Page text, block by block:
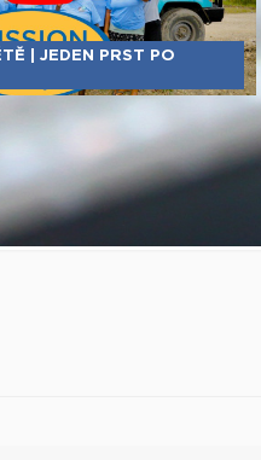
| JEDEN PRST PO